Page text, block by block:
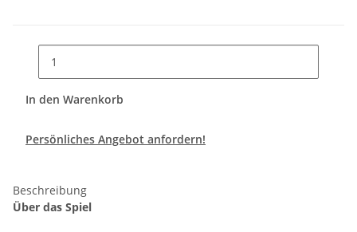
In den Warenkorb
Persönliches Angebot anfordern!
Beschreibung
Über das Spiel